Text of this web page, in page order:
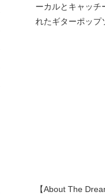
ーカルとキャッ
れたギターポップ
【About The